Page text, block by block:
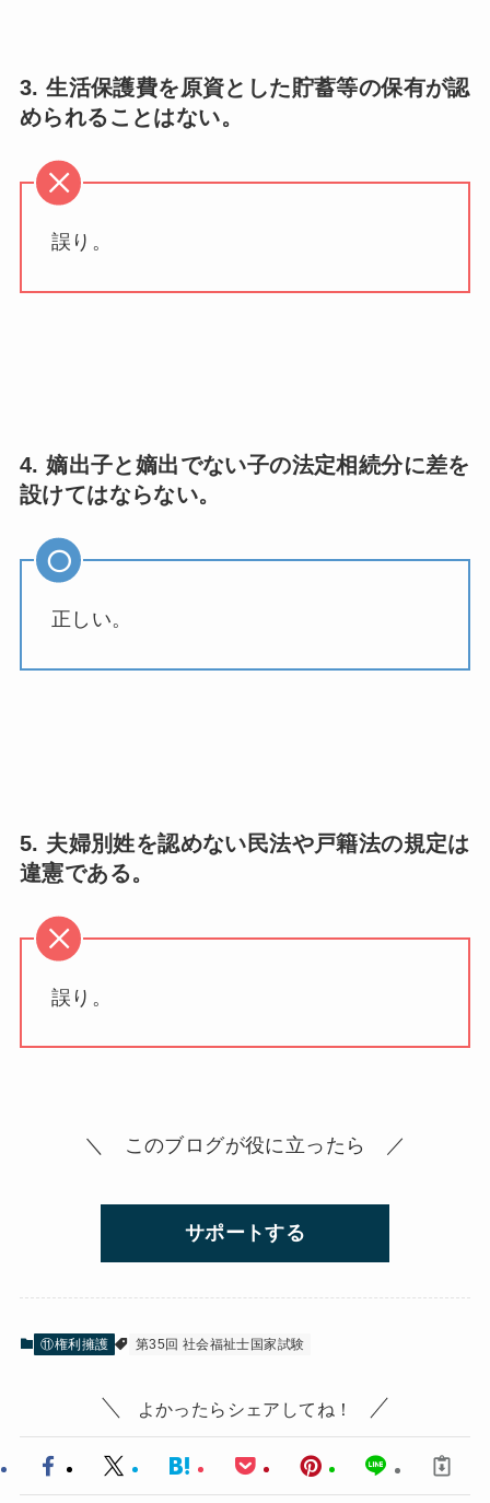
3. 生活保護費を原資とした貯蓄等の保有が認
められることはない。
誤り。
4. 嫡出子と嫡出でない子の法定相続分に差を
設けてはならない。
正しい。
5. 夫婦別姓を認めない民法や戸籍法の規定は
違憲である。
誤り。
＼ このブログが役に立ったら ／
サポートする
⑪権利擁護 第35回 社会福祉士国家試験
よかったらシェアしてね！